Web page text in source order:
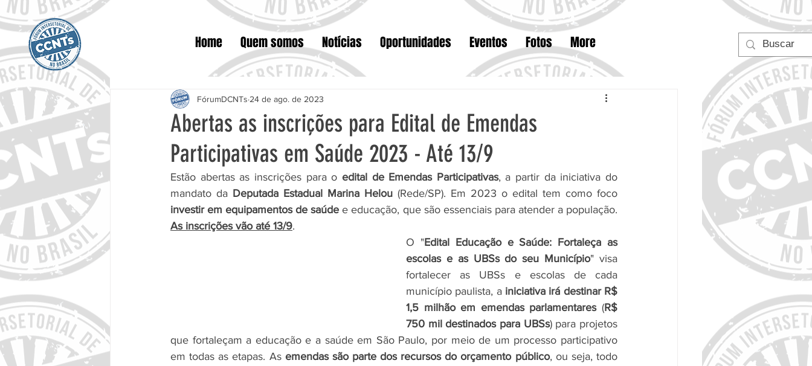
Home Quem somos Notícias Oportunidades Eventos Fotos More
Abertas as inscrições para Edital de Emendas
Participativas em Saúde 2023 - Até 13/9
FórumDCNTs 24 de ago. de 2023
Estão abertas as inscrições para o edital de Emendas Participativas, a partir da iniciativa do
mandato da Deputada Estadual Marina Helou
investir em equipamentos de saúde
As inscrições vão até 13/9.
O "Edital Educação e Saúde: Fortaleça as
escolas e as UBSs do seu Município" visa
fortalecer as UBSs e escolas de cada
município paulista, a iniciativa irá destinar R$
1,5 milhão em emendas parlamentares (R$
750 mil destinados para UBSs) para projetos
que fortaleçam a educação e a saúde em São Paulo, por meio de um processo participativo
em todas as etapas. As emendas são parte dos recursos do orçamento público, ou seja, todo